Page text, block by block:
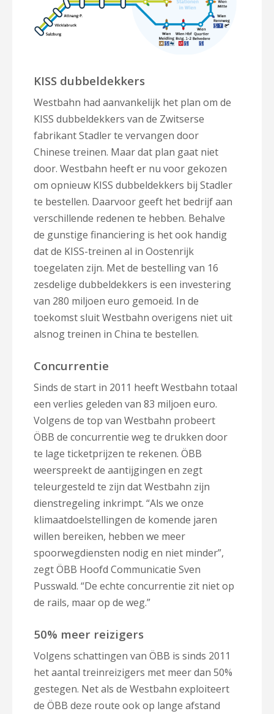
KISS dubbeldekkers
Westbahn had aanvankelijk het plan om de
KISS dubbeldekkers van de Zwitserse
fabrikant Stadler te vervangen door
Chinese treinen. Maar dat plan gaat niet
door. Westbahn heeft er nu voor gekozen
om opnieuw KISS dubbeldekkers bij Stadler
te bestellen. Daarvoor geeft het bedrijf aan
verschillende redenen te hebben. Behalve
de gunstige financiering is het ook handig
dat de KISS-treinen al in Oostenrijk
toegelaten zijn. Met de bestelling van 16
zesdelige dubbeldekkers is een investering
van 280 miljoen euro gemoeid. In de
toekomst sluit Westbahn overigens niet uit
alsnog treinen in China te bestellen.
Concurrentie
Sinds de start in 2011 heeft Westbahn totaal
een verlies geleden van 83 miljoen euro.
Volgens de top van Westbahn probeert
ÖBB de concurrentie weg te drukken door
te lage ticketprijzen te rekenen. ÖBB
weerspreekt de aantijgingen en zegt
teleurgesteld te zijn dat Westbahn zijn
dienstregeling inkrimpt. “Als we onze
klimaatdoelstellingen de komende jaren
willen bereiken, hebben we meer
spoorwegdiensten nodig en niet minder”,
zegt ÖBB Hoofd Communicatie Sven
Pusswald. “De echte concurrentie zit niet op
de rails, maar op de weg.”
50% meer reizigers
Volgens schattingen van ÖBB is sinds 2011
het aantal treinreizigers met meer dan 50%
gestegen. Net als de Westbahn exploiteert
de ÖBB deze route ook op lange afstand